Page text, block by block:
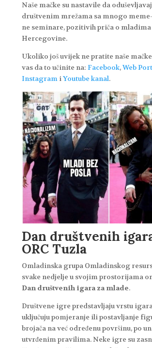
Naše mačke su nastavile da
društvenim mrežama sa mnogo
ne seminare, pozitivih priča o
Hercegovine.
Ukoliko još uvijek ne pratite naše
vas da to učinite na: Facebook,Web
InstagramiYoutube kanal.
Dan društvenih
ORC Tuzla
Omladinska grupa Omladinskog
svake nedjelje u svojim prostorijama
Dan društvenih igara za mlade.
Društvene igre predstavljaju vrstu
uključuju pomjeranje ili postavljanje
brojača na već određenu površinu, po
utvrđenim pravilima. Neke igre su